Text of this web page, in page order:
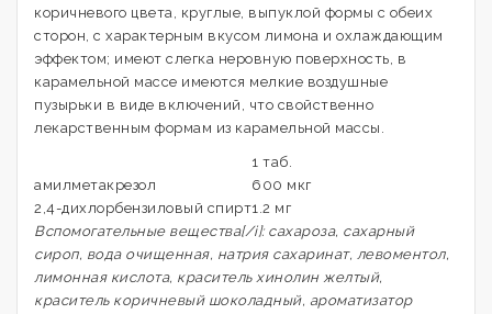
коричневого цвета, круглые, выпуклой формы с обеих
сторон, с характерным вкусом лимона и охлаждающим
эффектом; имеют слегка неровную поверхность, в
карамельной массе имеются мелкие воздушные
пузырьки в виде включений, что свойственно
лекарственным формам из карамельной массы.
1 таб.
амилметакрезол
600 мкг
2,4-дихлорбензиловый спирт1.2 мг
Вспомогательные вещества[/i]: сахароза, сахарный
сироп, вода очищенная, натрия сахаринат, левоментол,
лимонная кислота, краситель хинолин желтый,
краситель коричневый шоколадный, ароматизатор